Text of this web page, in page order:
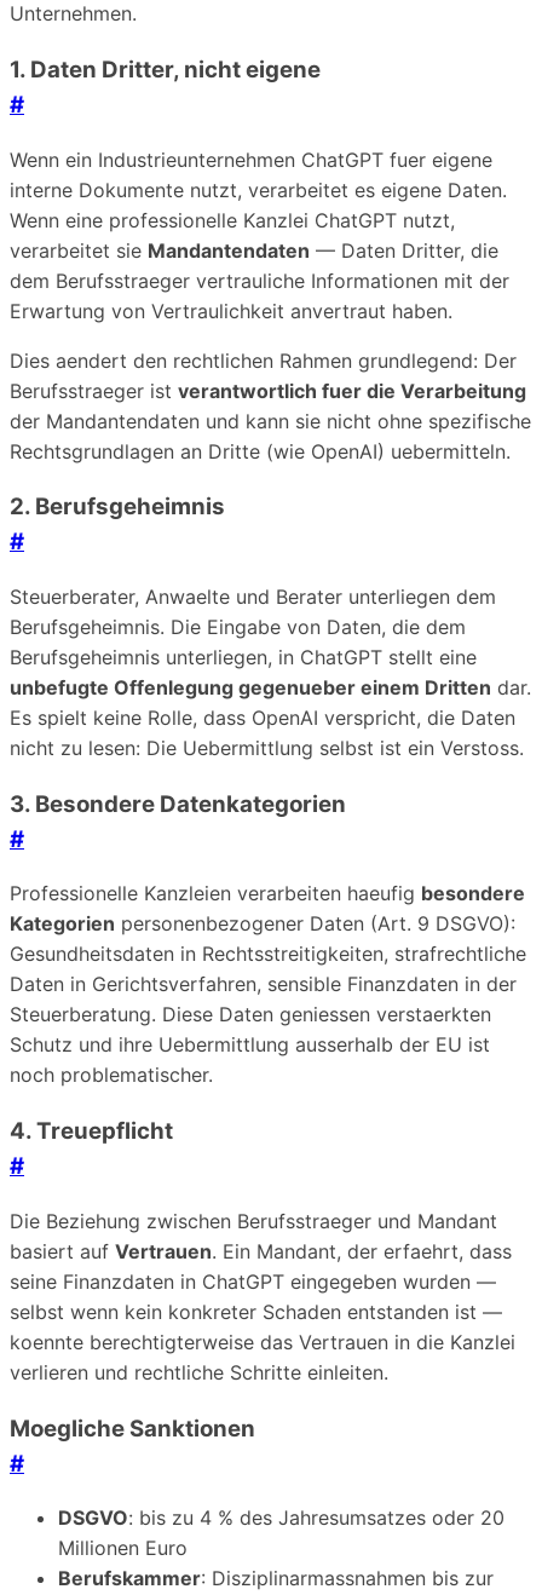
Unternehmen.
1. Daten Dritter, nicht eigene
#
Wenn ein Industrieunternehmen ChatGPT fuer eigene
interne Dokumente nutzt, verarbeitet es eigene Daten.
Wenn eine professionelle Kanzlei ChatGPT nutzt,
verarbeitet sie Mandantendaten — Daten Dritter, die
dem Berufsstraeger vertrauliche Informationen mit der
Erwartung von Vertraulichkeit anvertraut haben.
Dies aendert den rechtlichen Rahmen grundlegend: Der
Berufsstraeger ist verantwortlich fuer die Verarbeitung
der Mandantendaten und kann sie nicht ohne spezifische
Rechtsgrundlagen an Dritte (wie OpenAI) uebermitteln.
2. Berufsgeheimnis
#
Steuerberater, Anwaelte und Berater unterliegen dem
Berufsgeheimnis. Die Eingabe von Daten, die dem
Berufsgeheimnis unterliegen, in ChatGPT stellt eine
unbefugte Offenlegung gegenueber einem Dritten dar.
Es spielt keine Rolle, dass OpenAI verspricht, die Daten
nicht zu lesen: Die Uebermittlung selbst ist ein Verstoss.
3. Besondere Datenkategorien
#
Professionelle Kanzleien verarbeiten haeufig besondere
Kategorien personenbezogener Daten (Art. 9 DSGVO):
Gesundheitsdaten in Rechtsstreitigkeiten, strafrechtliche
Daten in Gerichtsverfahren, sensible Finanzdaten in der
Steuerberatung. Diese Daten geniessen verstaerkten
Schutz und ihre Uebermittlung ausserhalb der EU ist
noch problematischer.
4. Treuepflicht
#
Die Beziehung zwischen Berufsstraeger und Mandant
basiert auf Vertrauen. Ein Mandant, der erfaehrt, dass
seine Finanzdaten in ChatGPT eingegeben wurden —
selbst wenn kein konkreter Schaden entstanden ist —
koennte berechtigterweise das Vertrauen in die Kanzlei
verlieren und rechtliche Schritte einleiten.
Moegliche Sanktionen
#
DSGVO: bis zu 4 % des Jahresumsatzes oder 20
Millionen Euro
Berufskammer: Disziplinarmassnahmen bis zur